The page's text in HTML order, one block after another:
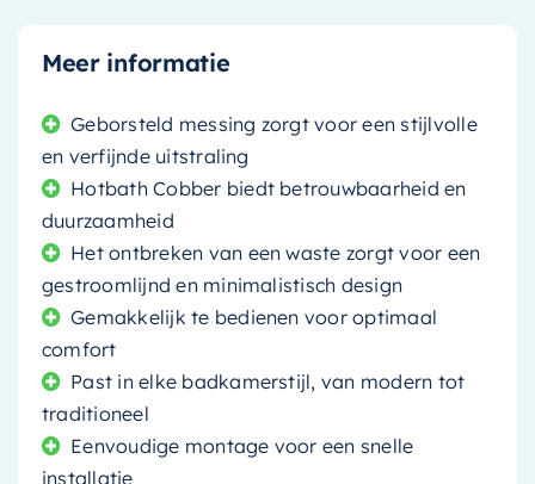
Meer informatie
Geborsteld messing zorgt voor een stijlvolle
en verfijnde uitstraling
Hotbath Cobber biedt betrouwbaarheid en
duurzaamheid
Het ontbreken van een waste zorgt voor een
gestroomlijnd en minimalistisch design
Gemakkelijk te bedienen voor optimaal
comfort
Past in elke badkamerstijl, van modern tot
traditioneel
Eenvoudige montage voor een snelle
installatie